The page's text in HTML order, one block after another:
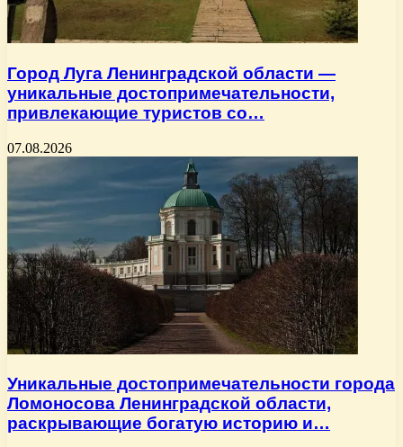
Город Луга Ленинградской области —
уникальные достопримечательности,
привлекающие туристов со…
07.08.2026
Уникальные достопримечательности города
Ломоносова Ленинградской области,
раскрывающие богатую историю и…